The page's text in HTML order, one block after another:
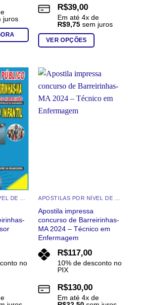
juros
R$39,00
Em até4x de
R$9,75 sem juros
VER OPÇÕES
tem
várias
variantes.
As
produto
Add to
wishlist
no
Add to
Apostila impressa
concurso de Barreirinhas-
MA 2024 – Técnico em
Enfermagem
R$117,00
10% de desconto no
PIX
R$130,00
Em até4x de